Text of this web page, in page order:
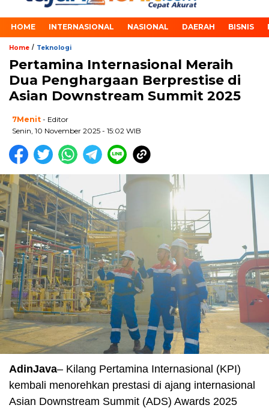
HOME INTERNASIONAL NASIONAL DAERAH BISNIS
Home / Teknologi
Pertamina Internasional Meraih
Dua Penghargaan Berprestise di
Asian Downstream Summit 2025
7Menit - Editor
Senin, 10 November 2025 - 15:02 WIB
AdinJava– Kilang Pertamina Internasional (KPI)
kembali menorehkan prestasi di ajang internasional
Asian Downstream Summit (ADS) Awards 2025